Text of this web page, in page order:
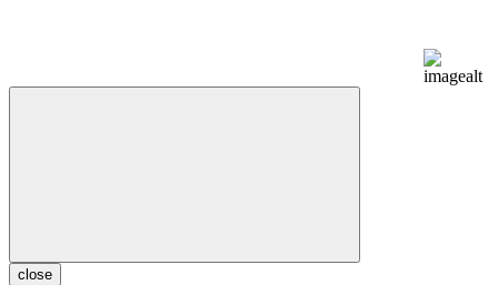
close